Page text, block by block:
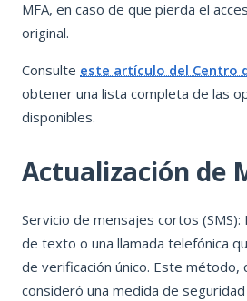
MFA, en caso de que pierda el
original.
Consulte este artículo del Centro
obtener una lista completa de las
disponibles.
Actualización de
Servicio de mensajes cortos (SMS):
de texto o una llamada telefónica
de verificación único. Este método,
consideró una medida de